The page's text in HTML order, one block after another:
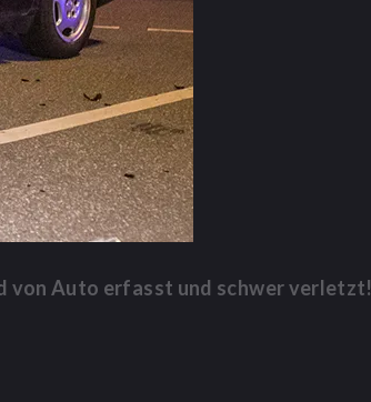
von Auto erfasst und schwer verletzt!